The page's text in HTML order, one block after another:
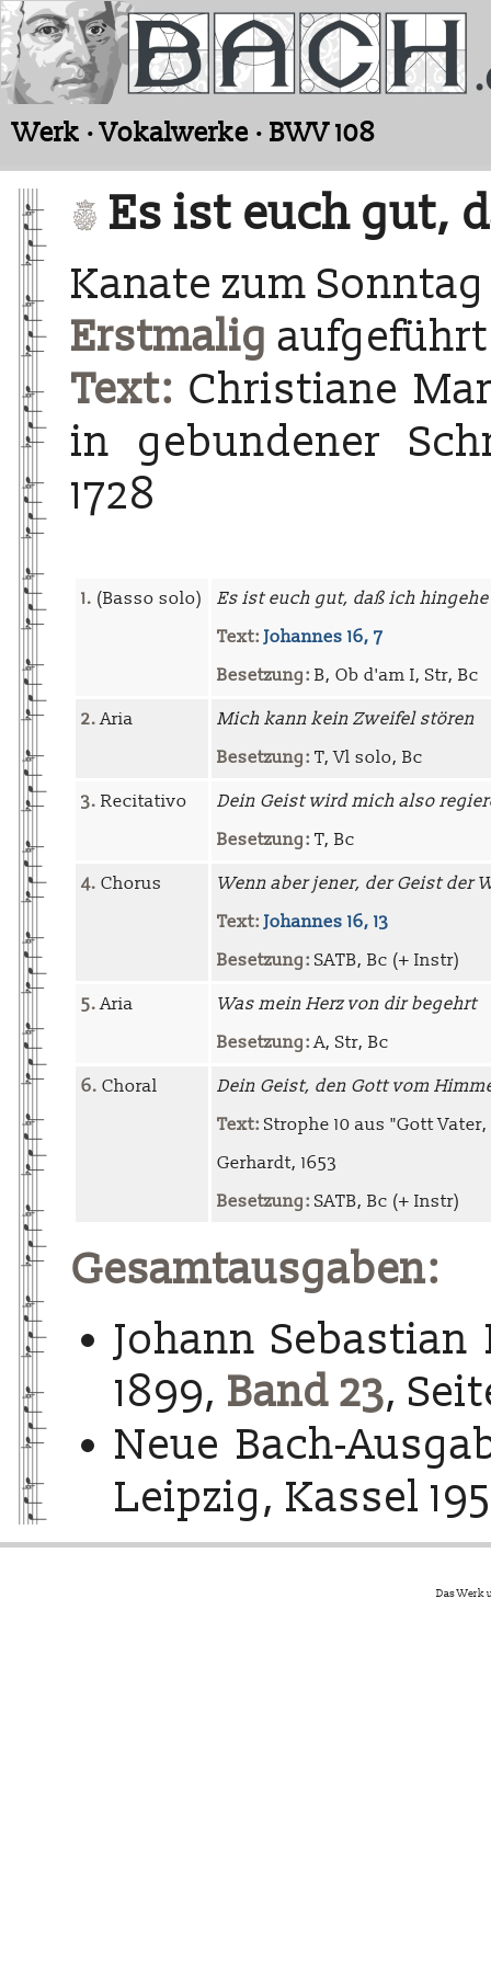
Werk · Vokalwerke · BWV 108
Es ist euch gut,
Kanate zum
Erstmalig aufgeführt
Text: Christiane
in gebundener
1728
1. (Basso solo)
Es ist euch gut, daß ich hingehe
Text: Johannes 16, 7
Besetzung: B, Ob d'am I, Str, Bc
2.Aria
Mich kann kein Zweifel stören
Besetzung: T, Vl solo, Bc
3. Recitativo
Dein Geist wird mich also
Besetzung: T, Bc
4. Chorus
Wenn aber jener, der Geist der
Text: Johannes 16, 13
Besetzung: SATB, Bc (+ Instr)
5.Aria
Was mein Herz von dir begehrt
Besetzung:A, Str, Bc
6. Choral
Dein Geist, den Gott vom
Text: Strophe 10 aus "Gott
Gerhardt, 1653
Besetzung: SATB, Bc (+ Instr)
Gesamtausgaben:
Johann Sebastian
1899, Band 23,
Neue Bach-
Leipzig, Kassel
Das Werk